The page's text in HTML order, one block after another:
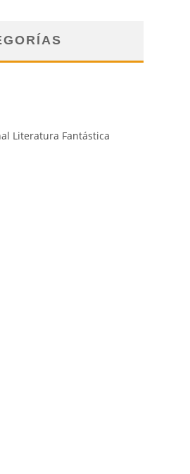
Literatura Fantástica